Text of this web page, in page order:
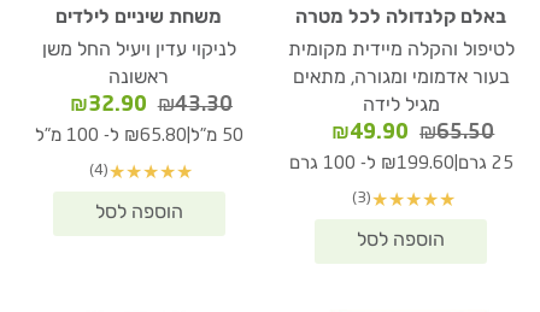
באלם קלנדולה לכל מטרה
לטיפול והקלה מיידית מקומית
בעור אדמומי ומגורה, מתאים
מגיל לידה
₪65.50
המחיר
המקורי
₪65.50.
₪49.90
המחיר
הנוכחי
25 גרם ₪199.60 ל- 100 גרם
★
★
★
★
★
(3)
משחת שיניים לילדים
לניקוי עדין ויעיל החל משן
ראשונה
₪43.30
המחיר
המקורי
₪43.30.
₪32.90
הנוכחי
50 מ"ל ₪65.80 ל- 100 מ"ל
★
★
★
★
★
(4)